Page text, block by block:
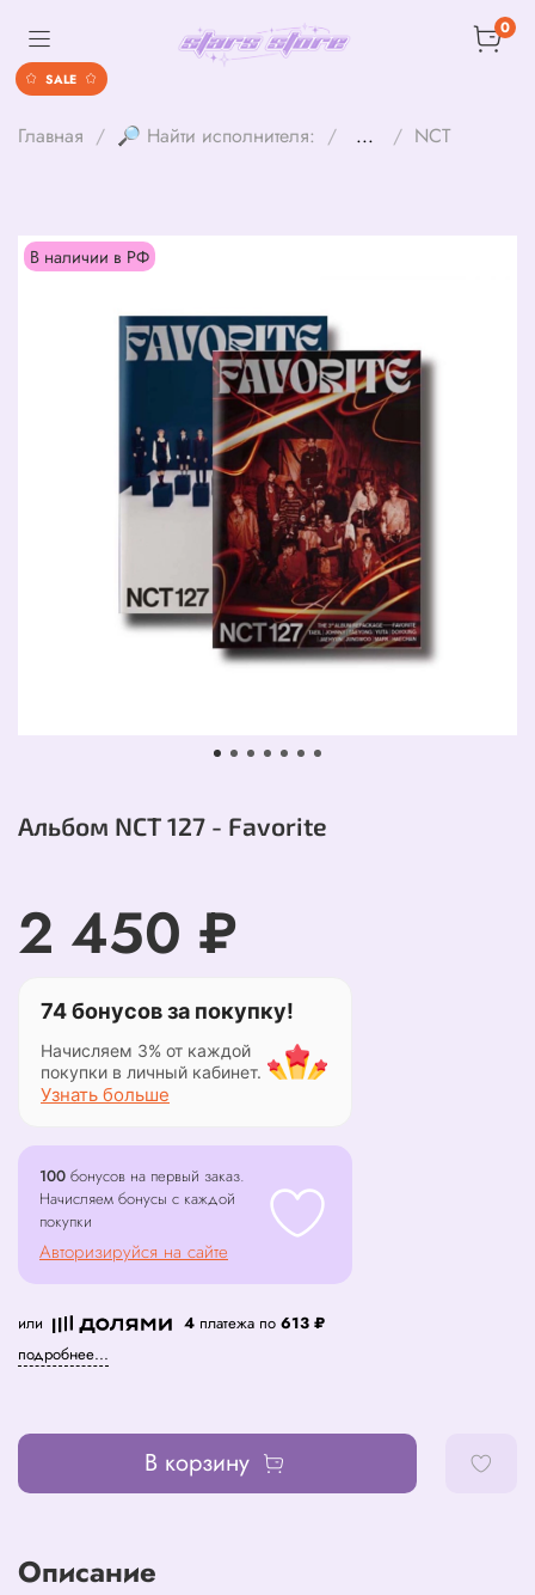
0
Главная 🔎 Найти исполнителя: ... NCT
В наличии в РФ
Альбом NCT 127 - Favorite
2 450 ₽
74 бонусов за покупку!
Начисляем 3% от каждой
покупки в личный кабинет.
Узнать больше
100 бонусов на первый заказ.
Начисляем бонусы с каждой
покупки
Авторизируйся на сайте
или 4 платежа по 613 ₽
подробнее...
В корзину
Описание